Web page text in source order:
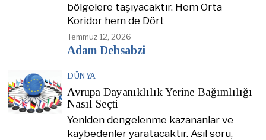
bölgelere taşıyacaktır. Hem Orta
Koridor hem de Dört
Temmuz 12, 2026
Adam Dehsabzi
DÜNYA
Avrupa Dayanıklılık Yerine Bağımlılığı
Nasıl Seçti
Yeniden dengelenme kazananlar ve
kaybedenler yaratacaktır. Asıl soru,